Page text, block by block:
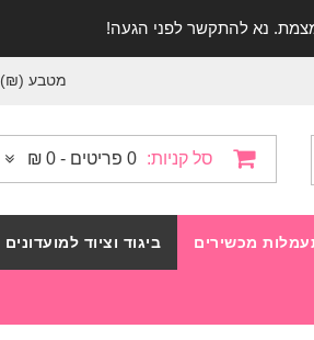
מטבע (₪)
סל קניות: 0 פריטים - 0 ₪
מכשירים ביגוד וציוד למועדונים